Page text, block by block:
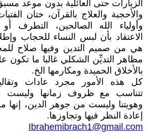
الزيارات حتى العائلية بدون موعد
والأحجبة والعلاج بالقرآن، ختان
وأولياء الله الصالحين، التطرف
الاعتقاد بأن لبس النساء للحجاب
هي من صميم التدين وفيها صلاح
مظاهر التديِّن الشكلي غالبا ما
بالأخلاق الحميدة ومكارمها الخ.
كل هذه الأمور مجرد عادات
تتناسب مع ظروف زمانها وليست
وهويتنا وليست من جوهر الدين،
إعادة النظر فيها وتجاوزها.
Ibrahemibrach1@gmail.com